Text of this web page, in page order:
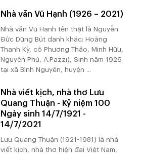
Nhà văn Vũ Hạnh (1926 – 2021)
Nhà văn Vũ Hạnh tên thật là Nguyễn
Đức Dũng Bút danh khác: Hoàng
Thanh Kỳ, cô Phương Thảo, Minh Hữu,
Nguyên Phủ, A.Pazzi), Sinh năm 1926
tại xã Bình Nguyên, huyện ...
Nhà viết kịch, nhà thơ Lưu
Quang Thuận - Kỷ niệm 100
Ngày sinh 14/7/1921 -
14/7/2021
Lưu Quang Thuận (1921-1981) là nhà
viết kịch, nhà thơ hiện đại Việt Nam,